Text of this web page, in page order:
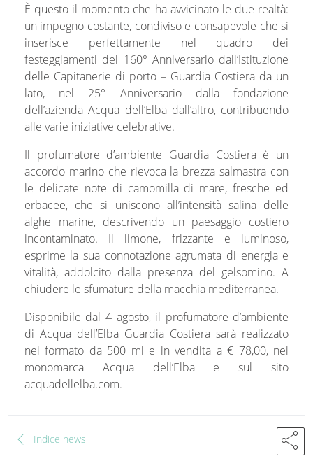
È questo il momento che ha avvicinato le due realtà:
un impegno costante, condiviso e consapevole che si
inserisce perfettamente nel quadro dei
festeggiamenti del 160° Anniversario dall’Istituzione
delle Capitanerie di porto – Guardia Costiera da un
lato, nel 25° Anniversario dalla fondazione
dell’azienda Acqua dell’Elba dall’altro, contribuendo
alle varie iniziative celebrative.
Il profumatore d’ambiente Guardia Costieraè un
accordo marino che rievoca la brezza salmastra con
le delicate note di camomilla di mare, fresche ed
erbacee, che si uniscono all’intensità salina delle
alghe marine, descrivendo un paesaggio costiero
incontaminato. Il limone, frizzante e luminoso,
esprime la sua connotazione agrumata di energia e
vitalità, addolcito dalla presenza del gelsomino. A
chiudere le sfumature della macchia mediterranea.
Disponibile dal 4 agosto, il profumatore d’ambiente
di Acqua dell’Elba Guardia Costiera sarà realizzato
nel formato da 500 ml e in vendita a € 78,00, nei
monomarca Acqua dell’Elba e sul sito
acquadellelba.com.
chevron_left Indice news share